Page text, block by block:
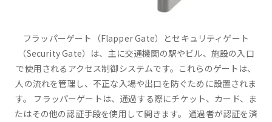
フラッパーゲート（Flapper Gate）とセキュリティゲート
（Security Gate）は、主に交通機関の駅やビル、施設の入口
で使用されるアクセス制御システムです。これらのゲートは、
人の流れを管理し、不正な入場や出口を防ぐために設置されま
す。 フラッパーゲートは、通過する際にチケット、カード、ま
たはその他の認証手段を使用して開きます。 通過者が認証を済